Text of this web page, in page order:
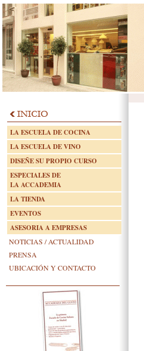
LA ESCUELA DE COCINA
LA ESCUELA DE VINO
DISEÑE SU PROPIO CURSO
ESPECIALES DE
LA ACCADEMIA
LA TIENDA
EVENTOS
ASESORIA A EMPRESAS
NOTICIAS / ACTUALIDAD
PRENSA
UBICACIÓN Y CONTACTO